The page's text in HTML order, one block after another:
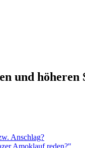
und höheren
Anschlag?
Amoklauf reden?"